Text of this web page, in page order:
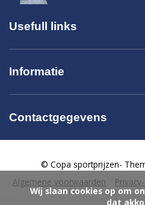
Usefull links
Informatie
Contactgegevens
Algemene voorwaarden
© Copa sportprijzen-
            Wij slaan cookies op om onze website te verbeteren. Is
dat